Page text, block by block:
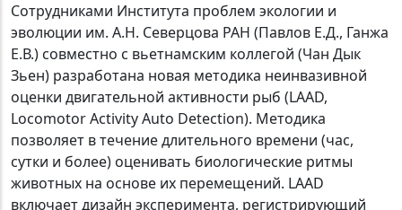
Сотрудниками Института проблем экологии и
эволюции им. А.Н. Северцова РАН (Павлов Е.Д., Ганжа
Е.В.) совместно с вьетнамским коллегой (Чан Дык
Зьен) разработана новая методика неинвазивной
оценки двигательной активности рыб (LAAD,
Locomotor Activity Auto Detection). Методика
позволяет в течение длительного времени (час,
сутки и более) оценивать биологические ритмы
животных на основе их перемещений. LAAD
включает дизайн эксперимента, регистрирующий